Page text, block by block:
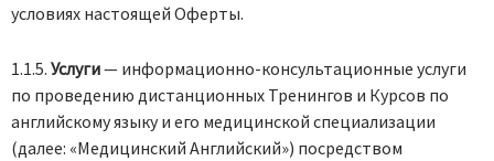
условиях настоящей Оферты.
1.1.5. Услуги— информационно-консультационные услуги
по проведению дистанционных Тренингов и Курсов по
английскому языку и его медицинской специализации
(далее: «Медицинский Английский») посредством